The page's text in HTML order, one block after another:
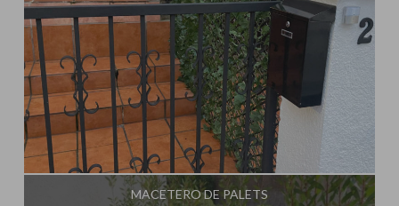
Influencer:Steffido
MACETERO DE PALETS